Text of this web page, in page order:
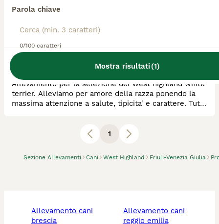
Parola chiave
0/100 caratteri
Mostra risultati(1)
Sezione Allevamenti Cani West Highland Friuli-Venezia Giulia
Allevatore Con Affisso
0 animali disponibili
Solagna
Allevamento per la selezione del west highland white
terrier. Alleviamo per amore della razza ponendo la
massima attenzione a salute, tipicita' e carattere. Tutti
1
allevamento cani
brescia
allevamento cani
reggio emilia